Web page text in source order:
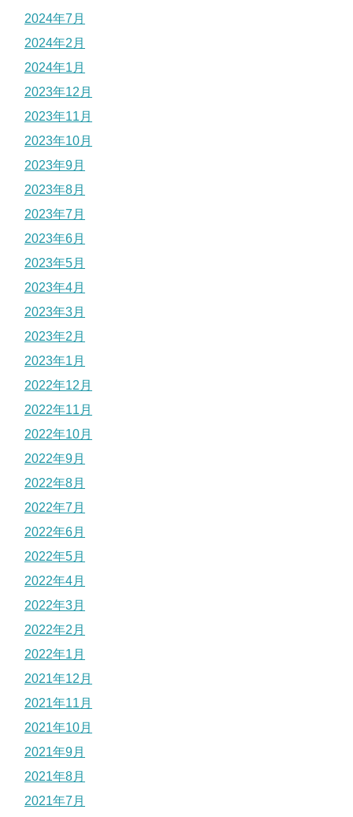
2024年7月
2024年2月
2024年1月
2023年12月
2023年11月
2023年10月
2023年9月
2023年8月
2023年7月
2023年6月
2023年5月
2023年4月
2023年3月
2023年2月
2023年1月
2022年12月
2022年11月
2022年10月
2022年9月
2022年8月
2022年7月
2022年6月
2022年5月
2022年4月
2022年3月
2022年2月
2022年1月
2021年12月
2021年11月
2021年10月
2021年9月
2021年8月
2021年7月